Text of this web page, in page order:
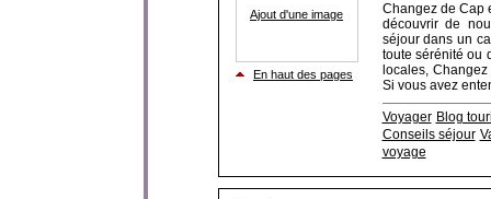
Ajout d'une image
En haut des pages
Changez de Cap
découvrir de
séjour dans un
toute sérénité ou
locales,
Si vous avez
Voyager Blog
Conseils séjour
voyage